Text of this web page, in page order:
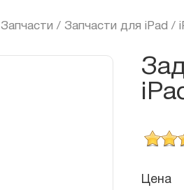
Запчасти / Запчасти для iPad /
Цена